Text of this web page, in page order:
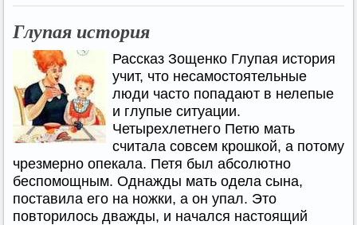
Глупая история
Рассказ Зощенко Глупая история
учит, что несамостоятельные
люди часто попадают в нелепые
и глупые ситуации.
Четырехлетнего Петю мать
считала совсем крошкой, а потому
чрезмерно опекала. Петя был абсолютно
беспомощным. Однажды мать одела сына,
поставила его на ножки, а он упал. Это
повторилось дважды, и начался настоящий